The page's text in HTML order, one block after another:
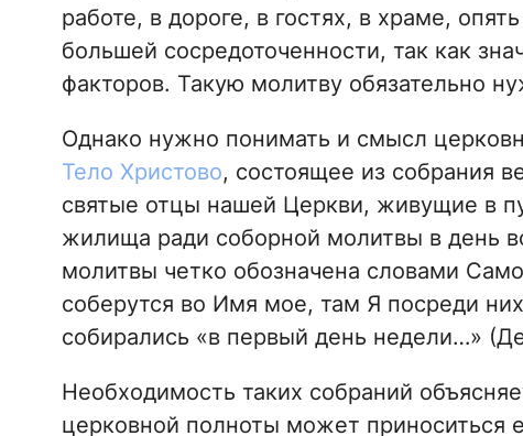
работе, в дороге, в гостях, в храме,
большей сосредоточенности, так как
факторов. Такую молитву обязательно
Однако нужно понимать и смысл
Тело Христово, состоящее из собрания
святые отцы нашей Церкви, живущие в
жилища ради соборной молитвы в день
молитвы четко обозначена словами
соберутся во Имя мое, там Я посреди
собирались «в первый день недели…»
Необходимость таких собраний
церковной полноты может приноситься